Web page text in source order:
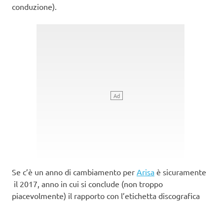
conduzione).
Se c’è un anno di cambiamento per Arisa è sicuramente
il 2017, anno in cui si conclude (non troppo
piacevolmente) il rapporto con l’etichetta discografica